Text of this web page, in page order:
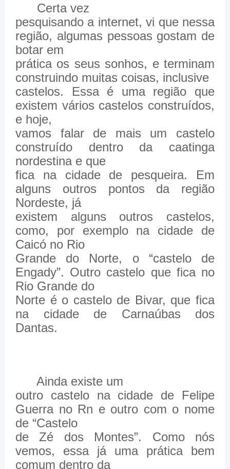
Certa vez
pesquisando a internet, vi que nessa
região, algumas pessoas gostam de
botar em
prática os seus sonhos, e terminam
construindo muitas coisas, inclusive
castelos. Essa é uma região que
existem vários castelos construídos,
e hoje,
vamos falar de mais um castelo
construído dentro da caatinga
nordestina e que
fica na cidade de pesqueira. Em
alguns outros pontos da região
Nordeste, já
existem alguns outros castelos,
como, por exemplo na cidade de
Caicó no Rio
Grande do Norte, o “castelo de
Engady”. Outro castelo que fica no
Rio Grande do
Norte é o castelo de Bivar, que fica
na cidade de Carnaúbas dos
Dantas.
Ainda existe um
outro castelo na cidade de Felipe
Guerra no Rn e outro com o nome
de “Castelo
de Zé dos Montes”. Como nós
vemos, essa já uma prática bem
comum dentro da